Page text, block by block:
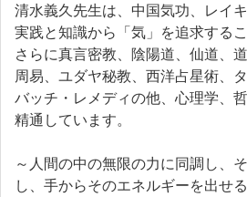
清水義久先生は、中国気功、レイ
実践と知識から「気」を追求するこ
さらに真言密教、陰陽道、仙道、
周易、ユダヤ秘教、西洋占星術、
バッチ・レメディの他、心理学、
精通しています。
～人間の中の無限の力に同調し、
し、手からそのエネルギーを出せ